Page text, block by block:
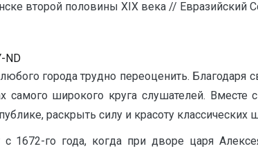
второй половины XIX века // Евразийский
ND
города трудно переоценить. Благодаря
самого широкого круга слушателей.
раскрыть силу и красоту классических
1672-го года, когда при дворе царя